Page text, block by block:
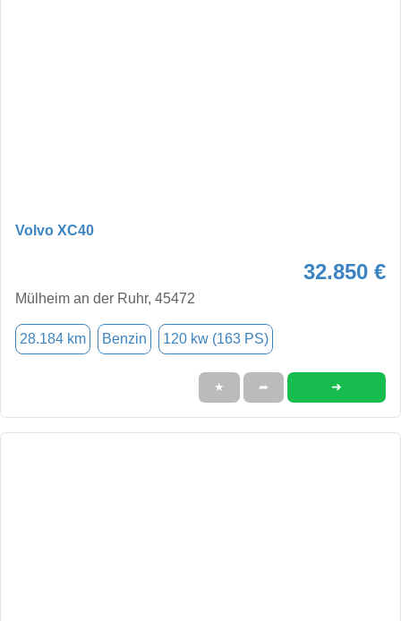
Volvo XC40
32.850 €
Mülheim an der Ruhr, 45472
28.184 km Benzin 120 kw (163 PS)
★ ➦ ➜